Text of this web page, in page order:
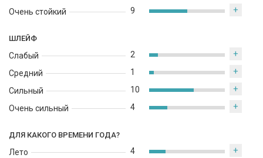
Очень стойкий
9 +
ШЛЕЙФ
Слабый
Средний
Сильный
Очень сильный
2 +
1 +
10 +
4 +
ДЛЯ КАКОГО ВРЕМЕНИ ГОДА?
Лето
4 +